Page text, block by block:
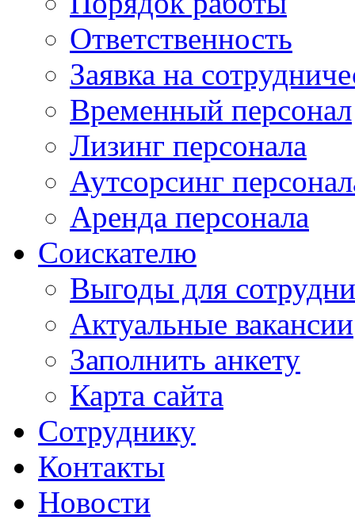
Ответственность
Заявка на
Временный персонал
Лизинг персонала
Аутсорсинг
Аренда персонала
Соискателю
Выгоды для
Актуальные вакансии
Заполнить анкету
Карта сайта
Сотруднику
Контакты
Новости